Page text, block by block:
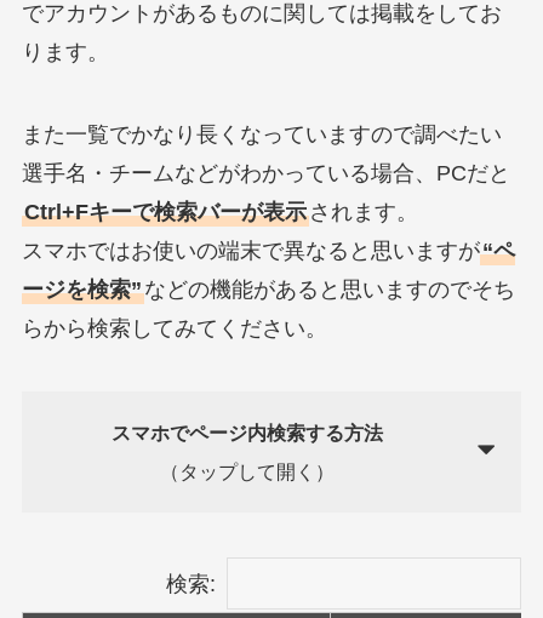
でアカウントがあるものに関しては掲載をしてお
ります。
また一覧でかなり長くなっていますので調べたい
選手名・チームなどがわかっている場合、PCだと
Ctrl+Fキーで検索バーが表示されます。
スマホではお使いの端末で異なると思いますが“ペ
ージを検索”などの機能があると思いますのでそち
らから検索してみてください。
スマホでページ内検索する方法
（タップして開く）
検索: